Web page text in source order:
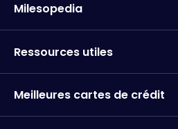
Milesopedia
Ressources utiles
Meilleures cartes de crédit